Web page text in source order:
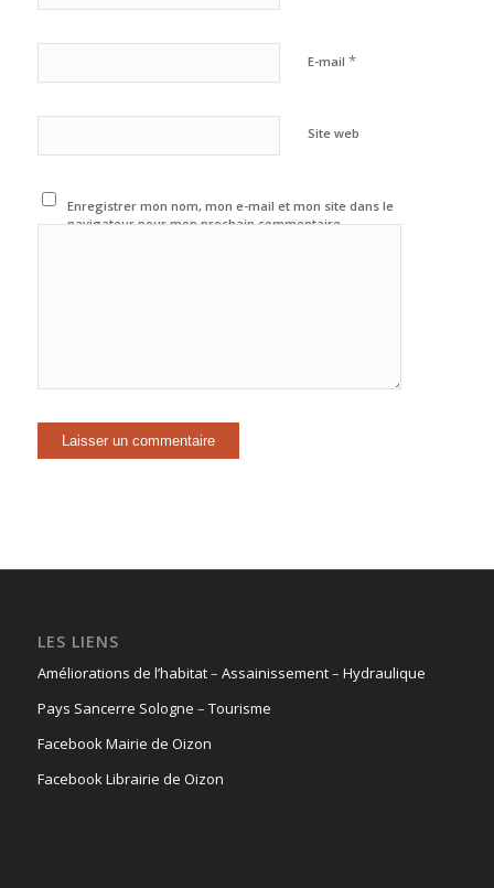
E-mail *
Site web
Enregistrer mon nom, mon e-mail et mon site dans le
navigateur pour mon prochain commentaire.
LES LIENS
Améliorations de l’habitat– Assainissement– Hydraulique
Pays Sancerre Sologne – Tourisme
Facebook Mairie de Oizon
Facebook Librairie de Oizon